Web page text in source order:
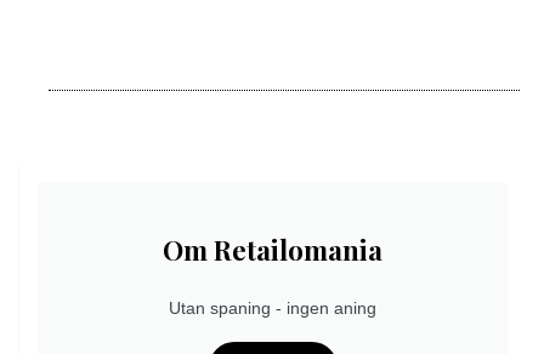
Om Retailomania
Utan spaning - ingen aning